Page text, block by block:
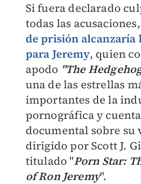
Si fuera declarado
todas las
de prisión alcanzaría
para Jeremy, quien
apodo "The
una de las estrellas
importantes de la
pornográfica y
documental sobre su
dirigido por Scott J.
titulado "Porn Star:
of Ron Jeremy".